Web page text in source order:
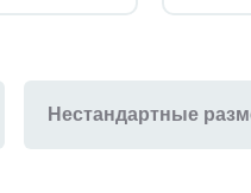
Нестандартные